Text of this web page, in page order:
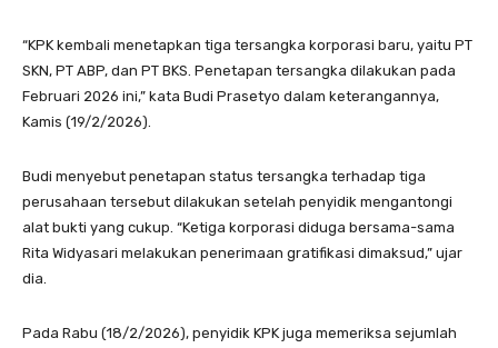
“KPK kembali menetapkan tiga tersangka korporasi baru, yaitu PT
SKN, PT ABP, dan PT BKS. Penetapan tersangka dilakukan pada
Februari 2026 ini,” kata Budi Prasetyo dalam keterangannya,
Kamis (19/2/2026).
Budi menyebut penetapan status tersangka terhadap tiga
perusahaan tersebut dilakukan setelah penyidik mengantongi
alat bukti yang cukup. “Ketiga korporasi diduga bersama-sama
Rita Widyasari melakukan penerimaan gratifikasi dimaksud,” ujar
dia.
Pada Rabu (18/2/2026), penyidik KPK juga memeriksa sejumlah